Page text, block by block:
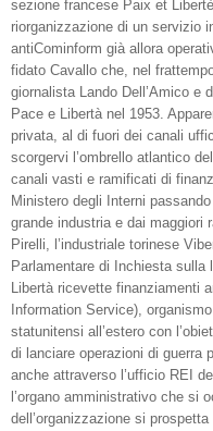
sezione francese Paix et
riorganizzazione di un servizio
antiCominform già allora
fidato Cavallo che, nel
giornalista Lando Dell’Amico e
Pace e Libertà nel 1953.
privata, al di fuori dei canali
scorgervi l’ombrello atlantico
canali vasti e ramificati di
Ministero degli Interni
grande industria e dai maggiori
Pirelli, l’industriale torinese
Parlamentare di Inchiesta
Libertà ricevette finanziamenti
Information Service),
statunitensi all’estero con
di lanciare operazioni di guerra
anche attraverso l’ufficio REI
l’organo amministrativo che si
dell’organizzazione si